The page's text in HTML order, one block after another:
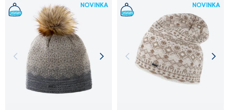
NOVINKA NOVINKA